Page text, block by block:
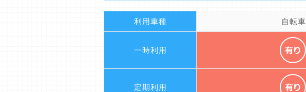
利用車種 自転車
一時利用
定期利用